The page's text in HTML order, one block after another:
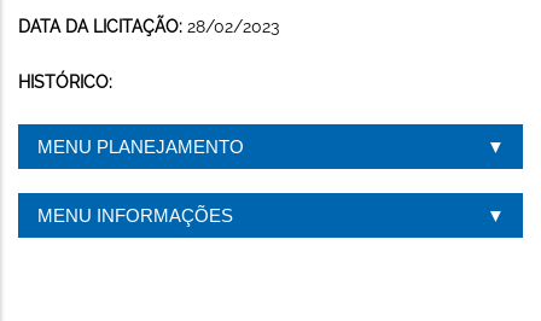
DATA DA LICITAÇÃO: 28/02/2023
HISTÓRICO:
MENU PLANEJAMENTO
MENU INFORMAÇÕES